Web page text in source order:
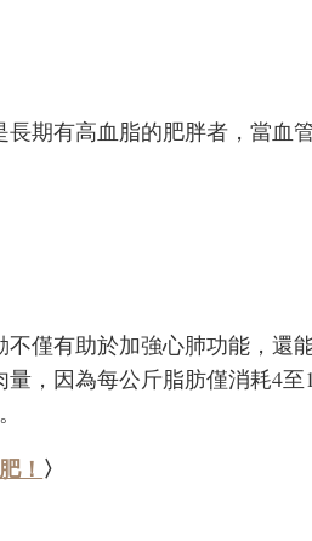
期有高血脂的肥胖者，當血
僅有助於加強心肺功能，還
，因為每公斤脂肪僅消耗4
！ 〉